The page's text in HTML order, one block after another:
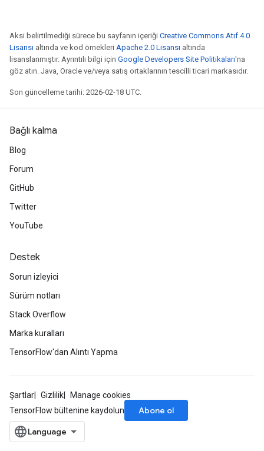
Aksi belirtilmediği sürece bu sayfanın içeriği Creative Commons Atıf 4.0
Lisansı altında ve kod örnekleri Apache 2.0 Lisansı altında
lisanslanmıştır. Ayrıntılı bilgi için Google Developers Site Politikaları'na
göz atın. Java, Oracle ve/veya satış ortaklarının tescilli ticari markasıdır.
Son güncelleme tarihi: 2026-02-18 UTC.
Bağlı kalma
Blog
Forum
GitHub
Twitter
YouTube
Destek
Sorun izleyici
Sürüm notları
Stack Overflow
Marka kuralları
TensorFlow'dan Alıntı Yapma
Şartlar Gizlilik
Manage cookies
TensorFlow bültenine kaydolun
Abone ol